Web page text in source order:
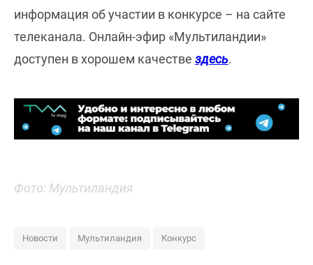
информация об участии в конкурсе – на сайте
телеканала. Онлайн-эфир «Мультиландии»
доступен в хорошем качестве здесь.
Фото: Мультиландия
Новости Мультиландия Конкурс